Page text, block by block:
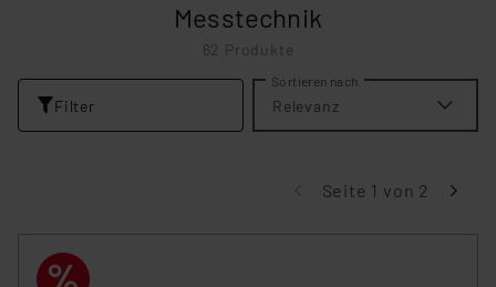
Messtechnik
62 Produkte
Filter
Sortieren nach
Relevanz
Seite 1 von 2